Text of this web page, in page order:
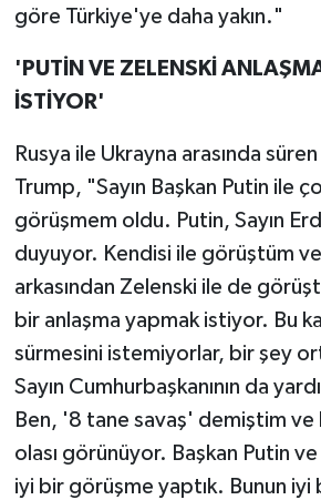
göre Türkiye'ye daha yakın."
'PUTİN VE ZELENSKİ
İSTİYOR'
Rusya ile Ukrayna arasında
Trump, "Sayın Başkan Putin ile
görüşmem oldu. Putin, Sayın
duyuyor. Kendisi ile görüştüm
arkasından Zelenski ile de
bir anlaşma yapmak istiyor. Bu
sürmesini istemiyorlar, bir şey
Sayın Cumhurbaşkanının da
Ben, '8 tane savaş' demiştim ve
olası görünüyor. Başkan Putin
iyi bir görüşme yaptık. Bunun